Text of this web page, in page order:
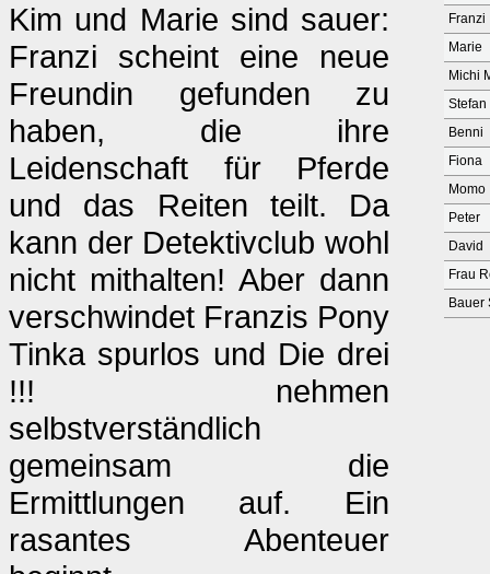
Kim und Marie sind sauer:
Franzi scheint eine neue
Freundin gefunden zu
haben, die ihre
Leidenschaft für Pferde
und das Reiten teilt. Da
kann der Detektivclub wohl
nicht mithalten! Aber dann
verschwindet Franzis Pony
Tinka spurlos und Die drei
!!! nehmen
selbstverständlich
gemeinsam die
Ermittlungen auf. Ein
rasantes Abenteuer
Franzi
Marie
Michi
Stefan
Benni
Fiona
Momo
Peter
David
Frau
Bauer